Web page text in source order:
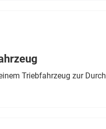
Triebfahrzeug zur